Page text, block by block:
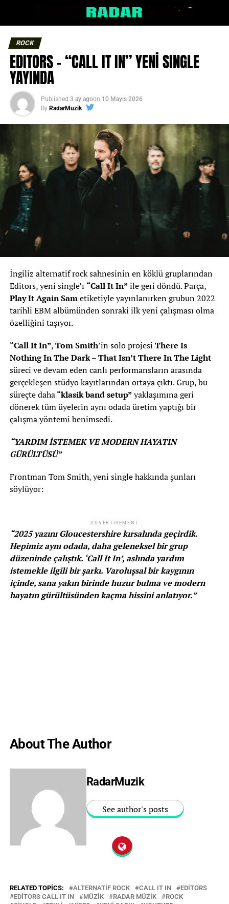
ROCK
EDITORS – “CALL IT IN” YENİ SINGLE
YAYINDA
Published 3 ay agoon 10 Mayıs 2026
By RadarMuzik
İngiliz alternatif rock sahnesinin en köklü gruplarından
Editors, yeni single’ı “Call It In” ile geri döndü. Parça,
Play It Again Sametiketiyle yayınlanırken grubun 2022
tarihli EBM albümünden sonraki ilk yeni çalışması olma
özelliğini taşıyor.
“Call It In”,Tom Smith’in solo projesi There Is
Nothing In The Dark – That Isn’t There In The Light
süreci ve devam eden canlı performansların arasında
gerçekleşen stüdyo kayıtlarından ortaya çıktı. Grup, bu
süreçte daha“klasik band setup” yaklaşımına geri
dönerek tüm üyelerin aynı odada üretim yaptığı bir
çalışma yöntemi benimsedi.
“YARDIM İSTEMEK VE MODERN HAYATIN
GÜRÜLTÜSÜ”
Frontman Tom Smith, yeni single hakkında şunları
söylüyor:
ADVERTISEMENT
“2025 yazını Gloucestershire kırsalında geçirdik.
Hepimiz aynı odada, daha geleneksel bir grup
düzeninde çalıştık. ‘Call It In’, aslında yardım
istemekle ilgili bir şarkı. Varoluşsal bir kaygının
içinde, sana yakın birinde huzur bulma ve modern
hayatın gürültüsünden kaçma hissini anlatıyor.”
About The Author
RadarMuzik
See author's posts
RELATED TOPICS: ALTERNATIF ROCK CALL IT IN
EDITORS
EDITORS CALL IT IN
MÜZIK RADAR MÜZIK
ROCK